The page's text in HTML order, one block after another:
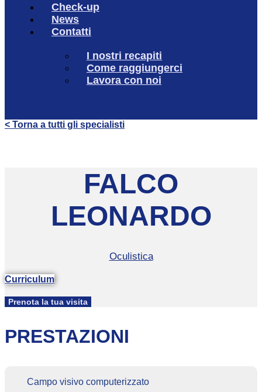
Check-up
News
Contatti
I nostri recapiti
Come raggiungerci
Lavora con noi
< Torna a tutti gli specialisti
FALCO
LEONARDO
Oculistica
Curriculum
Prenota la tua visita
PRESTAZIONI
Campo visivo computerizzato